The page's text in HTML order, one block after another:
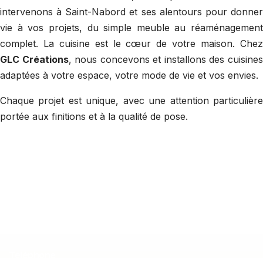
intervenons à Saint-Nabord et ses alentours pour donner
vie à vos projets, du simple meuble au réaménagement
complet. La cuisine est le cœur de votre maison. Chez
GLC Créations, nous concevons et installons des cuisines
adaptées à votre espace, votre mode de vie et vos envies.
Chaque projet est unique, avec une attention particulière
portée aux finitions et à la qualité de pose.